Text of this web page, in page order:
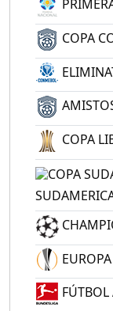
COPA
COPA